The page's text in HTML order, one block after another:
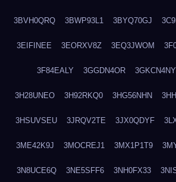
3BVH0QRQ 3BWP93L1 3BYQ70GJ
3EIFINEE 3EORXV8Z 3EQ3JWOM
3F84EALY 3GGDN4OR 3GKCN4NY
3H28UNEO 3H92RKQ0 3HG56NHN
3HSUVSEU 3JRQV2TE 3JX0QDYF
3ME42K9J 3MOCREJ1 3MX1P1T9
3N8UCE6Q 3NE5SFF6 3NH0FX33